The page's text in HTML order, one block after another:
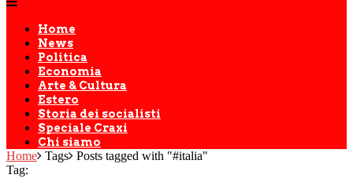
Home
News
Politica
Economia
Arte & Cultura
Estero
Storia dei socialisti
Speciale Craxi
Chi siamo
Home Tags Posts tagged with "#italia"
Tag: